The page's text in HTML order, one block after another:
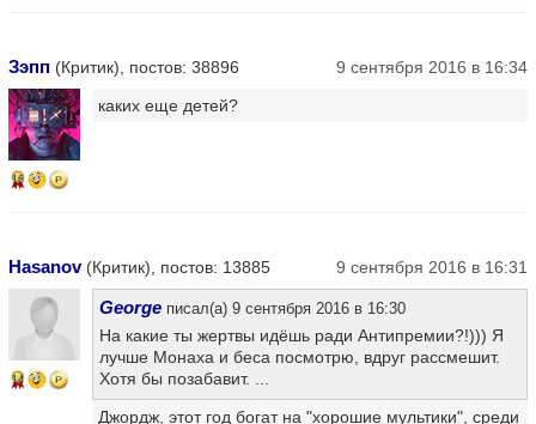
Зэпп (Критик), постов: 38896 9 сентября 2016 в 16:34
16
каких еще детей?
Hasanov(Критик), постов: 13885 9 сентября 2016 в 16:31
14
George писал(а) 9 сентября 2016 в 16:30
На какие ты жертвы идёшь ради Антипремии?!))) Я
лучше Монаха и беса посмотрю, вдруг рассмешит.
Хотя бы позабавит. ...
Джордж, этот год богат на "хорошие мультики", среди